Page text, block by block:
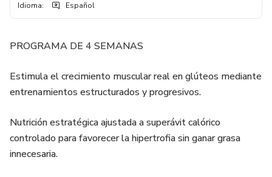
Idioma: Español
PROGRAMA DE 4 SEMANAS
Estimula el crecimiento muscular real en glúteos mediante
entrenamientos estructurados y progresivos.
Nutrición estratégica ajustada a superávit calórico
controlado para favorecer la hipertrofia sin ganar grasa
innecesaria.